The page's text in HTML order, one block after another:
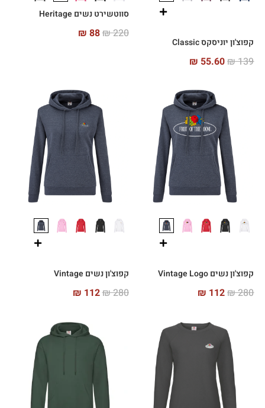
קפוצ'ון יוניסקס Classic
₪139
₪ 55.60
סווטשירט נשים Heritage
₪220
₪ 88
קפוצ'ון נשים Vintage Logo
₪280
₪ 112
קפוצ'ון נשים Vintage
₪280
₪ 112